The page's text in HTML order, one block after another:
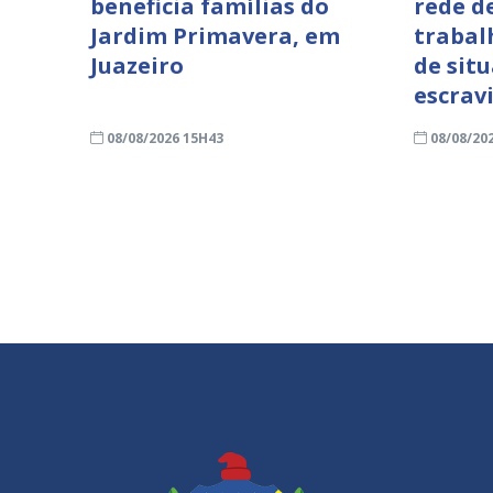
beneficia famílias do
Jardim Primavera, em
Juazeiro
08/08/2026 15H43
rede
de
08/08/